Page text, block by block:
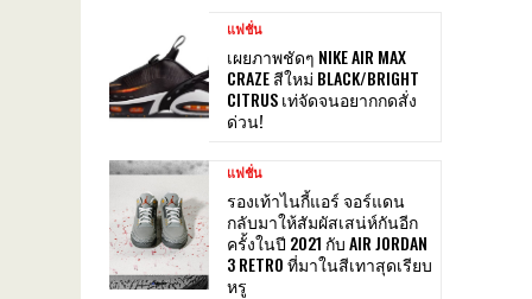
แฟชั่น
เผยภาพชัดๆ NIKE AIR MAX
CRAZE สีใหม่ BLACK/BRIGHT
CITRUS เท่จัดจนอยากกดสั่ง
ด่วน!
แฟชั่น
รองเท้าไนกี้แอร์ จอร์แดน
กลับมาให้สัมผัสเสน่ห์กันอีก
ครั้งในปี 2021 กับ AIR JORDAN
3 RETRO ที่มาในสีเทาสุดเรียบ
หรู